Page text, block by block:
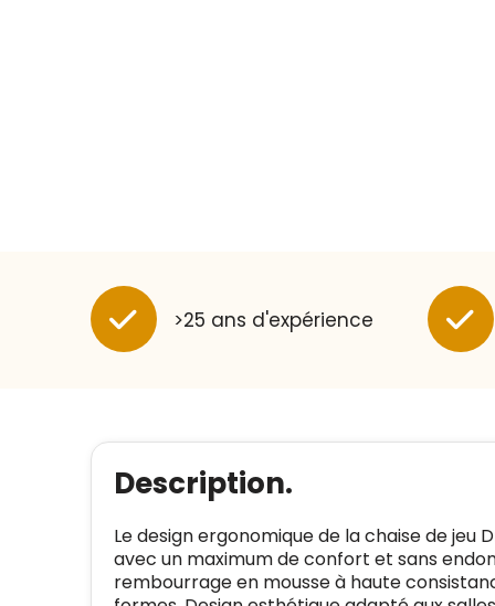
>25 ans d'expérience
Description.
Le design ergonomique de la chaise de
avec un maximum de confort et sans
rembourrage en mousse à haute